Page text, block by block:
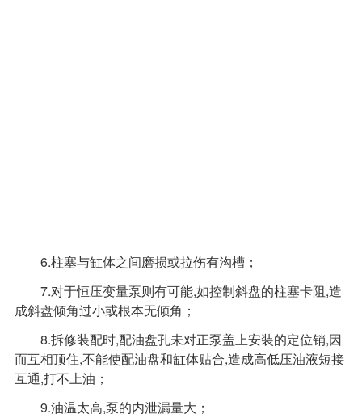
6.柱塞与缸体之间磨损或拉伤有沟槽；
7.对于恒压变量泵则有可能,如控制斜盘的柱塞卡阻,造
成斜盘倾角过小或根本无倾角；
8.拆修装配时,配油盘孔未对正泵盖上安装的定位销,因
而互相顶住,不能使配油盘和缸体贴合,造成高低压油液短接
互通,打不上油；
9.油温太高,泵的内泄漏量大；